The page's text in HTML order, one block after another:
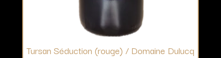
Tursan Séduction (rouge) / Domaine Dulucq